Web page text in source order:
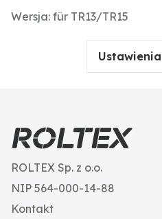
Wersja: für TR13/TR15
ROLTEX Sp. z o.o.
NIP 564-000-14-88
Kontakt